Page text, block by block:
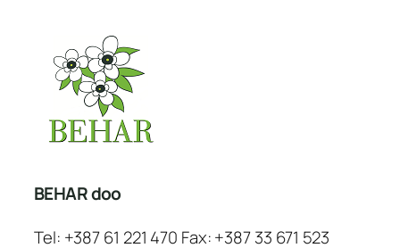
BEHAR doo
Tel: +387 61 221 470 Fax: +387 33 671 523